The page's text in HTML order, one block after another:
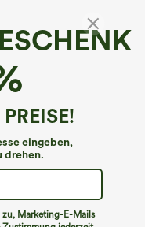
eingeben,
drehen.
zu, Marketing-E-Mails
langen
– für